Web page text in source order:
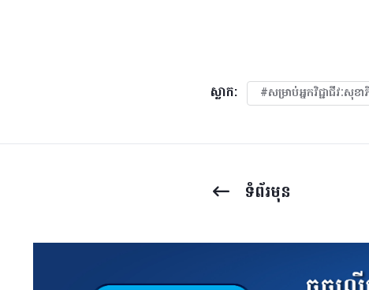
ស្លាក: #សម្រាប់អ្នកវិជ្ជាជីវៈសុខ
ទំព័រ​មុន